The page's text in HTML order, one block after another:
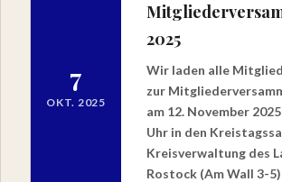
7
OKT. 2025
2025
Wir laden alle
zur
am 12. November
Uhr in den
Kreisverwaltung des
Rostock (Am Wall 3-5)